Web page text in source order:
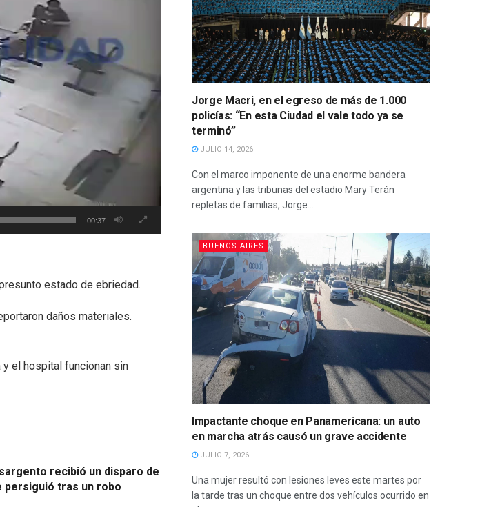
00:37
estado de ebriedad.
daños materiales.
el hospital funcionan sin
recibió un disparo de
persiguió tras un robo
Jorge Macri, en el egreso de más de 1.000
policías: “En esta Ciudad el vale todo ya se
terminó”
JULIO 14, 2026
Con el marco imponente de una enorme bandera
argentina y las tribunas del estadio Mary Terán
repletas de familias, Jorge...
BUENOS AIRES
Impactante choque en Panamericana: un auto
en marcha atrás causó un grave accidente
JULIO 7, 2026
Una mujer resultó con lesiones leves este martes por
la tarde tras un choque entre dos vehículos ocurrido en